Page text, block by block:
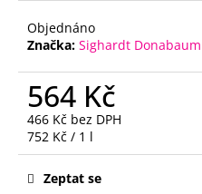
Objednáno
Značka: Sighardt Donabaum
564 Kč
466 Kč bez DPH
Měrná
cena:
752 Kč / 1 l
Zeptat se
D
p
o
r
u